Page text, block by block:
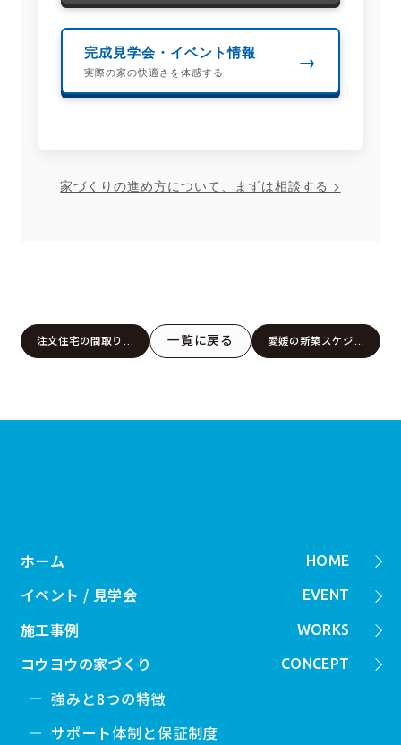
完成見学会・イベント情報
実際の家の快適さを体感する →
家づくりの進め方について、まずは相談する >
注文住宅の間取りの
決め方とは？動線重
一覧に戻る
愛媛の新築スケジュ
ールの期間と流れ！
HOME
ホーム
EVENT
イベント / 見学会
WORKS
施工事例
CONCEPT
コウヨウの家づくり
強みと8つの特徴
サポート体制と保証制度